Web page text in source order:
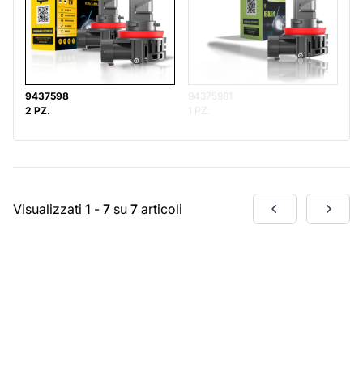
9437598
2 PZ.
94375981
1 PZ.
Visualizzati 1 - 7 su 7 articoli